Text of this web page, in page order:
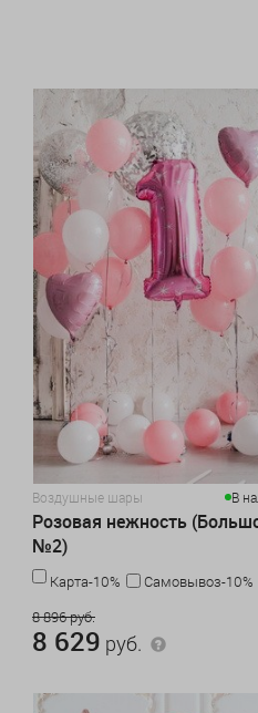
Воздушные шары В
Розовая нежность
№2)
Карта-10% Самовывоз-10%
8 896 руб.
8 629 руб.